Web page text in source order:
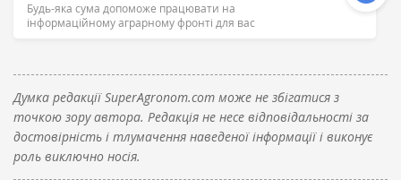
Будь-яка сума допоможе працювати на
інформаційному аграрному фронті для вас
Думка редакції SuperAgronom.com може не збігатися з
точкою зору автора. Редакція не несе відповідальності за
достовірність і тлумачення наведеної інформації і виконує
роль виключно носія.